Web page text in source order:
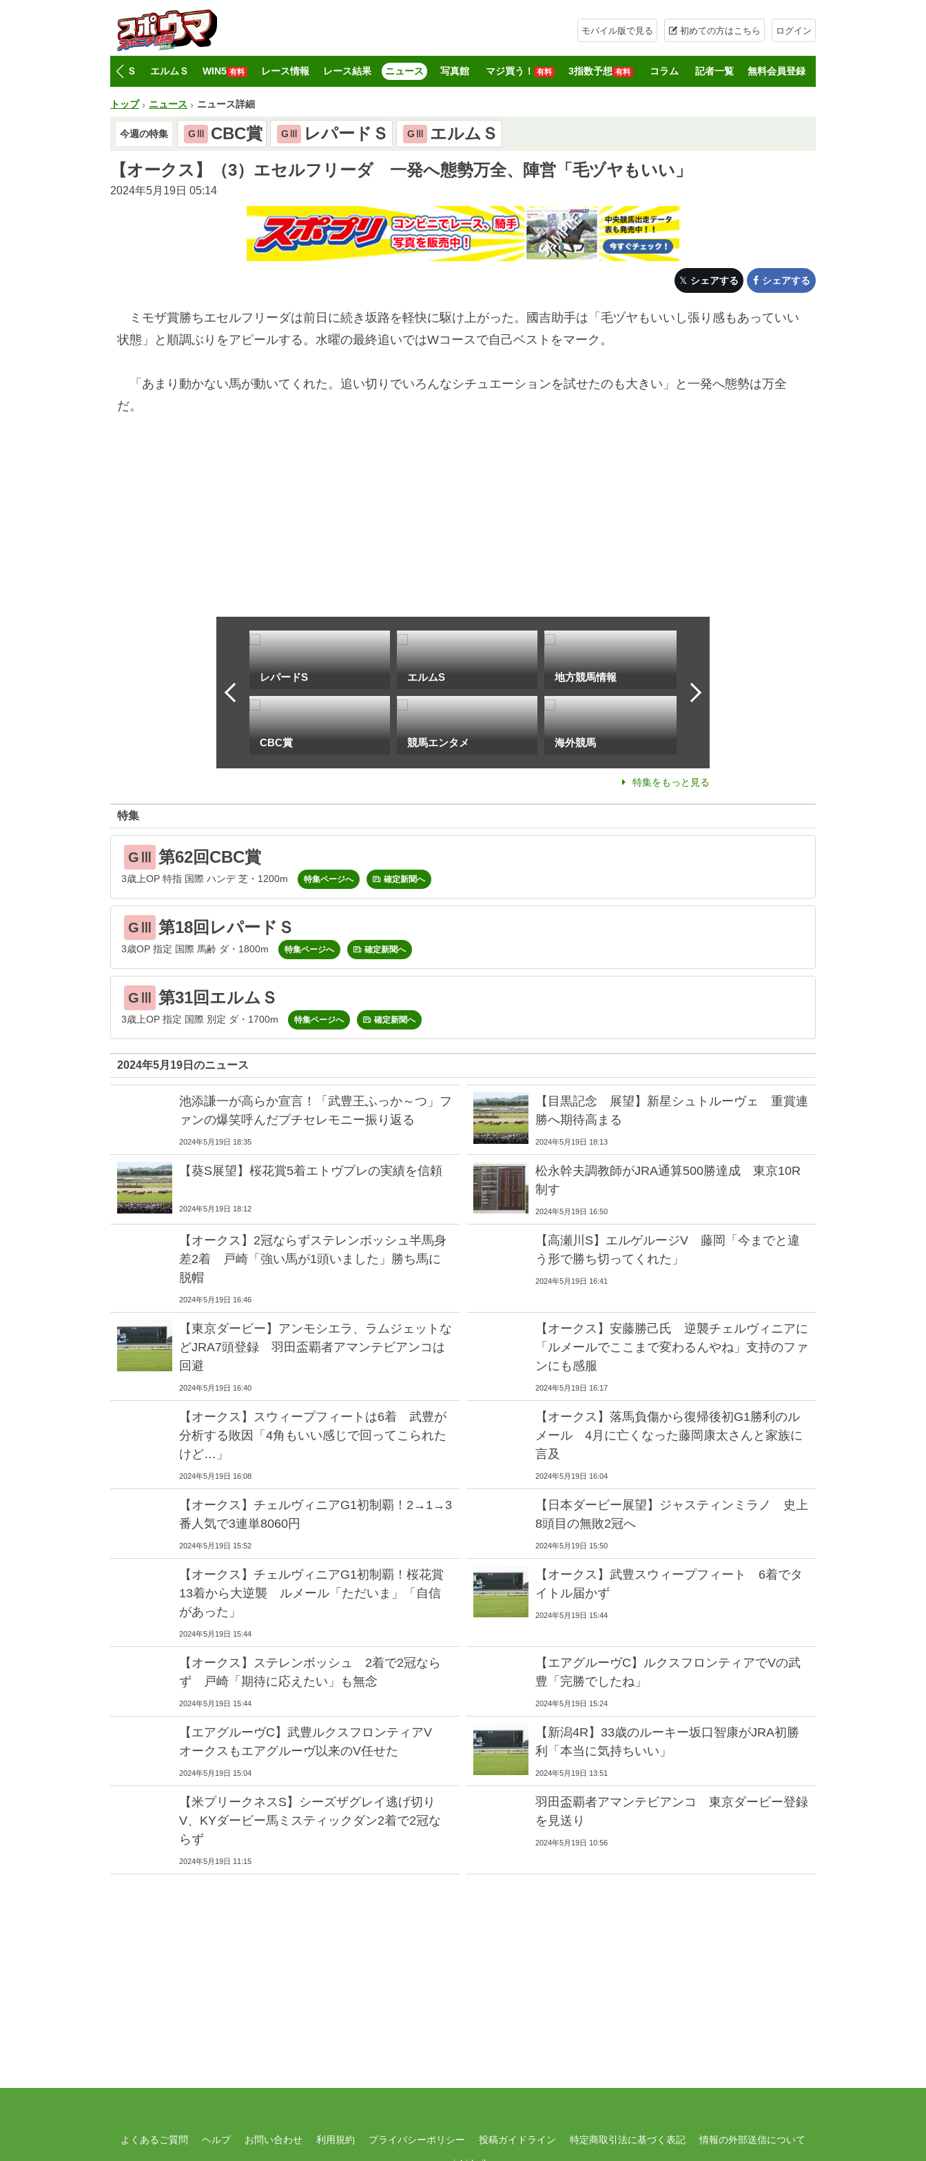
モバイル版で見る 初めての方はこちら ログイン
レパードＳ エルムＳ WIN5 有料 レース情報 レース結果 ニュース 写真館 マジ買う！ 有料 3指数予想 有料 コラム 記者一覧 無料会員登録
トップ ニュース ニュース詳細
今週の特集 GⅢ CBC賞 GⅢ レパードＳ GⅢ
エルムＳ
【オークス】（3）エセルフリーダ 一発へ態勢万全、陣営「毛ヅヤもいい」
2024年5月19日 05:14
シェアする シェアする
ミモザ賞勝ちエセルフリーダは前日に続き坂路を軽快に駆け上がった。國吉助手は「毛ヅヤもいいし張り感もあっていい
状態」と順調ぶりをアピールする。水曜の最終追いではWコースで自己ベストをマーク。
「あまり動かない馬が動いてくれた。追い切りでいろんなシチュエーションを試せたのも大きい」と一発へ態勢は万全
だ。
レパードS
CBC賞
エルムS
競馬エンタメ
地方競馬情報
海外競馬
特集をもっと見る
特集
GⅢ 第62回CBC賞
3歳上OP 特指 国際 ハンデ 芝・1200m 特集ページへ 確定新聞へ
GⅢ 第18回レパードＳ
3歳OP 指定 国際 馬齢 ダ・1800m 特集ページへ 確定新聞へ
GⅢ 第31回エルムＳ
3歳上OP 指定 国際 別定 ダ・1700m 特集ページへ 確定新聞へ
2024年5月19日のニュース
池添謙一が高らか宣言！「武豊王ふっか～つ」フ
ァンの爆笑呼んだプチセレモニー振り返る
2024年5月19日 18:35
【目黒記念 展望】新星シュトルーヴェ 重賞連
勝へ期待高まる
2024年5月19日 18:13
【葵S展望】桜花賞5着エトヴプレの実績を信頼
2024年5月19日 18:12
松永幹夫調教師がJRA通算500勝達成 東京10R
制す
2024年5月19日 16:50
【オークス】2冠ならずステレンボッシュ半馬身
差2着 戸崎「強い馬が1頭いました」勝ち馬に
脱帽
2024年5月19日 16:46
【高瀬川S】エルゲルージV 藤岡「今までと違
う形で勝ち切ってくれた」
2024年5月19日 16:41
【東京ダービー】アンモシエラ、ラムジェットな
どJRA7頭登録 羽田盃覇者アマンテビアンコは
回避
2024年5月19日 16:40
【オークス】安藤勝己氏 逆襲チェルヴィニアに
「ルメールでここまで変わるんやね」支持のファ
ンにも感服
2024年5月19日 16:17
【オークス】スウィープフィートは6着 武豊が
分析する敗因「4角もいい感じで回ってこられた
けど…」
2024年5月19日 16:08
【オークス】落馬負傷から復帰後初G1勝利のル
メール 4月に亡くなった藤岡康太さんと家族に
言及
2024年5月19日 16:04
【オークス】チェルヴィニアG1初制覇！2→1→3
番人気で3連単8060円
2024年5月19日 15:52
【日本ダービー展望】ジャスティンミラノ 史上
8頭目の無敗2冠へ
2024年5月19日 15:50
【オークス】チェルヴィニアG1初制覇！桜花賞
13着から大逆襲 ルメール「ただいま」「自信
があった」
2024年5月19日 15:44
【オークス】武豊スウィープフィート 6着でタ
イトル届かず
2024年5月19日 15:44
【オークス】ステレンボッシュ 2着で2冠なら
ず 戸崎「期待に応えたい」も無念
2024年5月19日 15:44
【エアグルーヴC】ルクスフロンティアでVの武
豊「完勝でしたね」
2024年5月19日 15:24
【エアグルーヴC】武豊ルクスフロンティアV
オークスもエアグルーヴ以来のV任せた
2024年5月19日 15:04
【新潟4R】33歳のルーキー坂口智康がJRA初勝
利「本当に気持ちいい」
2024年5月19日 13:51
【米プリークネスS】シーズザグレイ逃げ切り
V、KYダービー馬ミスティックダン2着で2冠な
らず
2024年5月19日 11:15
羽田盃覇者アマンテビアンコ 東京ダービー登録
を見送り
2024年5月19日 10:56
よくあるご質問 ヘルプ お問い合わせ 利用規約 プライバシーポリシー 投稿ガイドライン 特定商取引法に基づく表記 情報の外部送信について